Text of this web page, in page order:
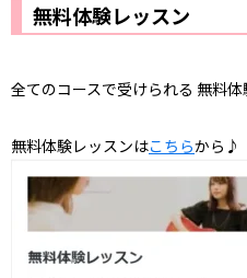
無料体験レッスン
全てのコースで受けられる 無料
無料体験レッスンはこちらから♪